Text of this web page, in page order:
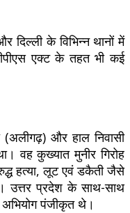
के विभिन्न थानों में
एक्ट के तहत भी कई
(अलीगढ़) और हाल निवासी
वह कुख्यात मुनीर गिरोह
हत्या, लूट एवं डकैती जैसे
उत्तर प्रदेश के साथ-साथ
अभियोग पंजीकृत थे।